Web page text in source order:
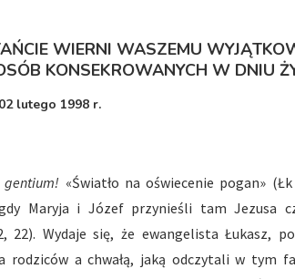
WIERNI WASZEMU
KONSEKROWANYCH W DNIU
lutego 1998 r.
«Światło na oświecenie pogan»
Maryja i Józef przynieśli tam Jezusa
22). Wydaje się, że ewangelista Łukasz,
rodziców a chwałą, jaką odczytali w tym